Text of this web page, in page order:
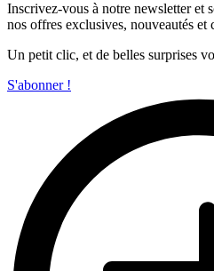
Inscrivez-vous à notre newsletter et
nos offres exclusives, nouveautés et
Un petit clic, et de belles surprises
S'abonner !